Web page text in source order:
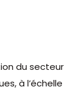
du secteur
à l’échelle